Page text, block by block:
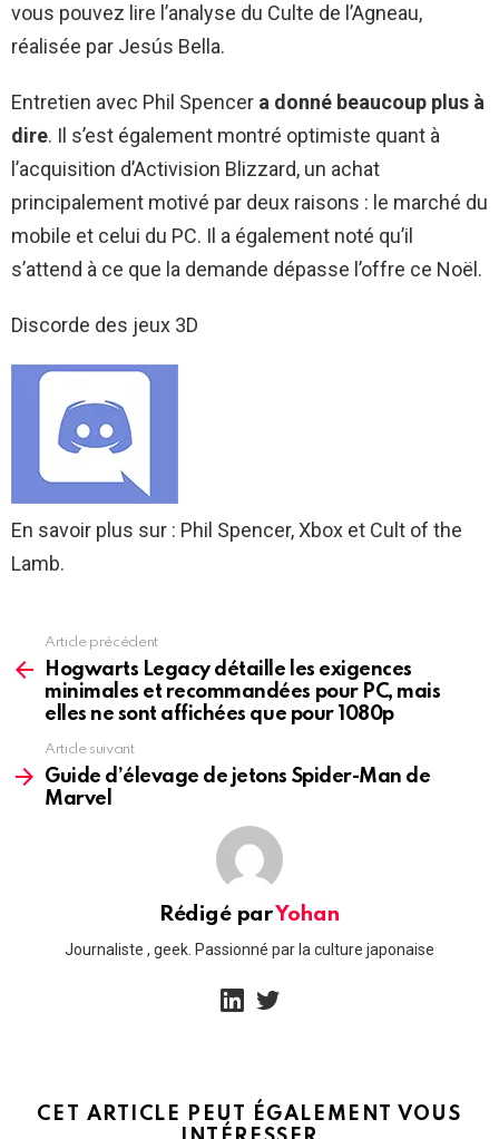
vous pouvez lire l’analyse du Culte de l’Agneau,
réalisée par Jesús Bella.
Entretien avec Phil Spencer a donné beaucoup plus à
dire. Il s’est également montré optimiste quant à
l’acquisition d’Activision Blizzard, un achat
principalement motivé par deux raisons : le marché du
mobile et celui du PC. Il a également noté qu’il
s’attend à ce que la demande dépasse l’offre ce Noël.
Discorde des jeux 3D
En savoir plus sur : Phil Spencer, Xbox et Cult of the
Lamb.
more
Article précédent
Hogwarts Legacy détaille les exigences
minimales et recommandées pour PC, mais
elles ne sont affichées que pour 1080p
Article suivant
Guide d’élevage de jetons Spider-Man de
Marvel
Rédigé parYohan
Journaliste , geek. Passionné par la culture japonaise
CET ARTICLE PEUT ÉGALEMENT VOUS